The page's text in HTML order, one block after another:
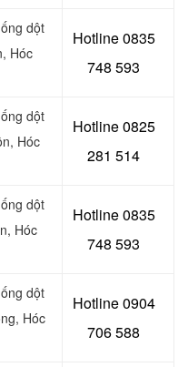
dột
Hóc
Hotline 0835
748 593
dột
Hóc
Hotline 0825
281 514
dột
Hóc
Hotline 0835
748 593
dột
, Hóc
Hotline 0904
706 588